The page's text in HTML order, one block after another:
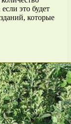
это будет
которые